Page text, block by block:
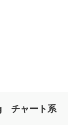
チャート系